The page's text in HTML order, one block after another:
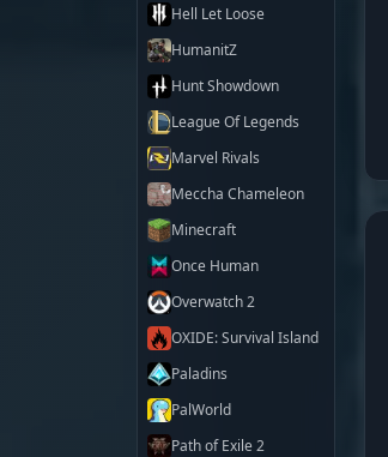
Hell Let Loose
HumanitZ
Hunt Showdown
League Of Legends
Marvel Rivals
Meccha Chameleon
Minecraft
Once Human
Overwatch 2
OXIDE: Survival Island
Paladins
PalWorld
Path of Exile 2